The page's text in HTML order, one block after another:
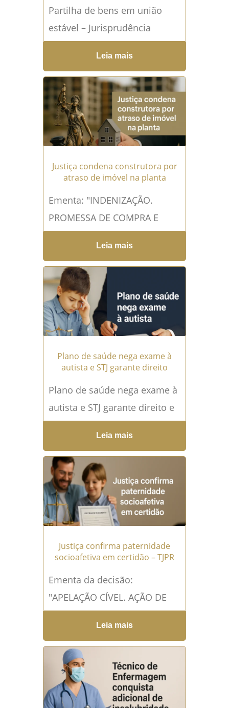
Partilha de bens em união
estável – Jurisprudência
comentada TJSC Ementa "
APELAÇÃO CÍVEL E RECURSO
ADESIVO. RESPONSABILIDADE
CIVIL. AÇÃO dE
INDENIZAÇÃO...Leia mais →
Leia mais
Justiça condena construtora por
atraso de imóvel na planta
Ementa: "INDENIZAÇÃO.
PROMESSA DE COMPRA E
VENDA. APARTAMENTO
ADEQUIRIDO “NA PLANTA”.
ATRASO. DANO MATERIAL.
DANO MORAL. Insurgência
contra sentença de parcial
procedência....Leia mais →
Leia mais
Plano de saúde nega exame à
autista e STJ garante direito
Plano de saúde nega exame à
autista e STJ garante direito e
indenização Ementa "AGRAVO
INTERNO NO AGRAVO EM
RECURSO ESPECIAL. AÇÃO...
Leia mais →
Leia mais
Justiça confirma paternidade
socioafetiva em certidão – TJPR
Ementa da decisão:
"APELAÇÃO CÍVEL. AÇÃO DE
RETIFICAÇÃO DE REGISTRO
PÚBLICO. RECONHECIMENTO
DE FILIAÇÃO SOCIOAFETIVA.
SENTENÇA DE PROCEDÊNCIA.
IRRESIGNAÇÃO MNISTÉRIO
PÚBLICO EM...Leia mais →
Leia mais